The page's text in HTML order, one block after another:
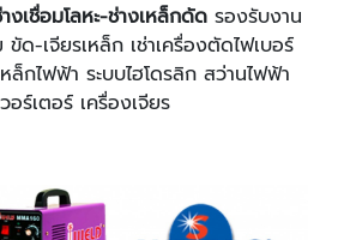
งเชื่อมโลหะ-ช่างเหล็กดัด รองรับงาน
ขัด-เจียรเหล็ก เช่าเครื่องตัดไฟเบอร์
ล็กไฟฟ้า ระบบไฮโดรลิก สว่านไฟฟ้า
อร์เตอร์ เครื่องเจียร